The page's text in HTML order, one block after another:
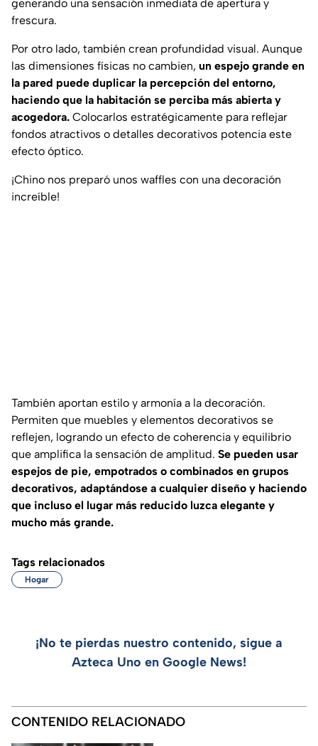
generando una sensación inmediata de apertura y
frescura.
Por otro lado, también crean profundidad visual. Aunque
las dimensiones físicas no cambien, un espejo grande en
la pared puede duplicar la percepción del entorno,
haciendo que la habitación se perciba más abierta y
acogedora. Colocarlos estratégicamente para reflejar
fondos atractivos o detalles decorativos potencia este
efecto óptico.
¡Chino nos preparó unos waffles con una decoración
increíble!
También aportan estilo y armonía a la decoración.
Permiten que muebles y elementos decorativos se
reflejen, logrando un efecto de coherencia y equilibrio
que amplifica la sensación de amplitud. Se pueden usar
espejos de pie, empotrados o combinados en grupos
decorativos, adaptándose a cualquier diseño y haciendo
que incluso el lugar más reducido luzca elegante y
mucho más grande.
Tags relacionados
Hogar
¡No te pierdas nuestro contenido, sigue a
Azteca Uno en Google News!
CONTENIDO RELACIONADO